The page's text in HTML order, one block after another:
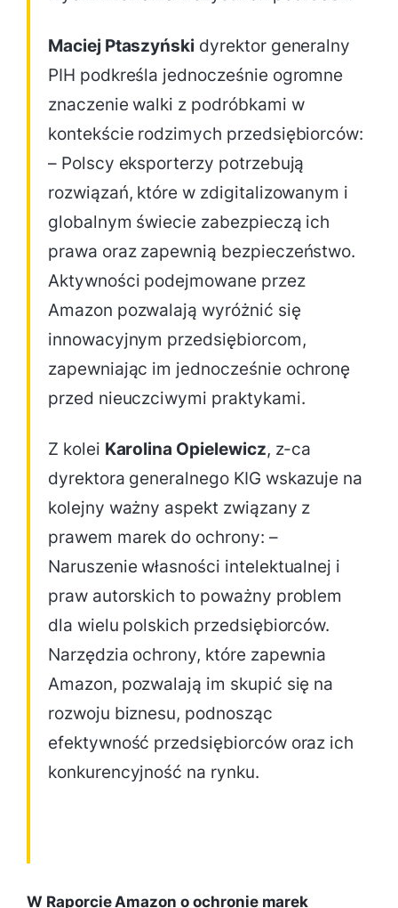
Maciej Ptaszyński dyrektor generalny
PIH podkreśla jednocześnie ogromne
znaczenie walki z podróbkami w
kontekście rodzimych przedsiębiorców:
– Polscy eksporterzy potrzebują
rozwiązań, które w zdigitalizowanym i
globalnym świecie zabezpieczą ich
prawa oraz zapewnią bezpieczeństwo.
Aktywności podejmowane przez
Amazon pozwalają wyróżnić się
innowacyjnym przedsiębiorcom,
zapewniając im jednocześnie ochronę
przed nieuczciwymi praktykami.
Z kolei Karolina Opielewicz, z-ca
dyrektora generalnego KIG wskazuje na
kolejny ważny aspekt związany z
prawem marek do ochrony: –
Naruszenie własności intelektualnej i
praw autorskich to poważny problem
dla wielu polskich przedsiębiorców.
Narzędzia ochrony, które zapewnia
Amazon, pozwalają im skupić się na
rozwoju biznesu, podnosząc
efektywność przedsiębiorców oraz ich
konkurencyjność na rynku.
W Raporcie Amazon o ochronie marek